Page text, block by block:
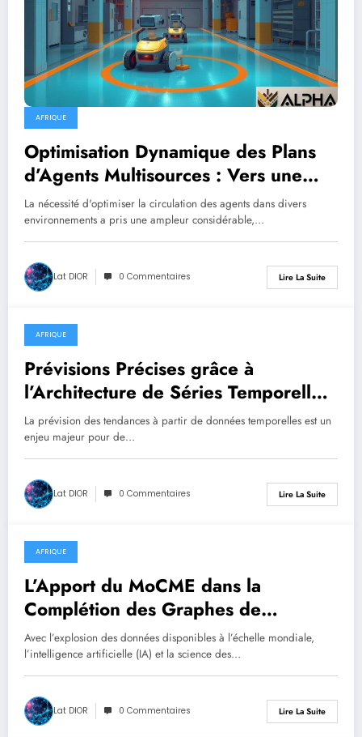
AFRIQUE
Optimisation Dynamique des Plans
d’Agents Multisources : Vers une
Logistique Efficace
La nécessité d'optimiser la circulation des agents dans divers
environnements a pris une ampleur considérable,…
Lat DIOR 0 Commentaires Lire La Suite
août 10, 2025
AFRIQUE
Prévisions Précises grâce à
l’Architecture de Séries Temporelles
Fuzzy
La prévision des tendances à partir de données temporelles est un
enjeu majeur pour de…
Lat DIOR 0 Commentaires Lire La Suite
août 10, 2025
AFRIQUE
L’Apport du MoCME dans la
Complétion des Graphes de
Connaissances Multimodaux
Avec l’explosion des données disponibles à l’échelle mondiale,
l’intelligence artificielle (IA) et la science des…
Lat DIOR 0 Commentaires Lire La Suite